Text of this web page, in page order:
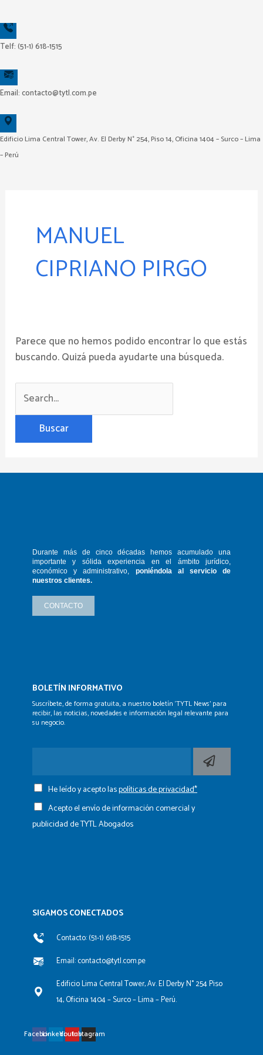
al
contenido
Telf: (51-1) 618-1515
Email: contacto@tytl.com.pe
Edificio Lima Central Tower, Av. El Derby N° 254, Piso 14, Oficina 1404 – Surco – Lima
– Perú
MANUEL
CIPRIANO PIRGO
Parece que no hemos podido encontrar lo que estás
buscando. Quizá pueda ayudarte una búsqueda.
Durante más de cinco décadas hemosacumulado una
importante y sólidaexperiencia en el ámbito jurídico,
económico y administrativo, poniéndola al servicio de
nuestros clientes.
CONTACTO
BOLETÍN INFORMATIVO
Suscríbete, de forma gratuita, a nuestro boletín ‘TYTL News’ para
recibir, las noticias, novedades e información legal relevante para
su negocio.
He leído y acepto laspolíticas de privacidad*
Acepto el envío de información comercial y
publicidad de TYTL Abogados
SIGAMOS CONECTADOS​
Contacto: (51-1) 618-1515
Email: contacto@tytl.com.pe
Edificio Lima Central Tower, Av. El Derby N° 254 Piso
14, Oficina 1404 – Surco – Lima – Perú.
FacebookLinkedinYoutubeInstagram